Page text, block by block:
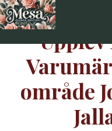
Skip
to
område